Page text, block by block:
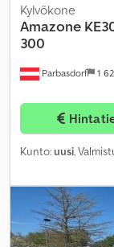
Parbasdorf 1
Kylvökone
Amazone
300
Kunto:uusi,